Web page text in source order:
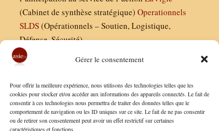
Gérer le consentement
Pour offrir la meilleure expérience, nous utilisons des technologies telles que les
cookies pour stocker et/ou accéder aux informations des appareils connectés. Le fait de
consentir à ces technologies nous permettra de traiter des données telles que le
comportement de navigation ou les ID uniques sur ce site. Le fait de ne pas consentir
ou de retirer son consentement peut avoir un effet restrictif sur certaines
caractéristiques et fonctions.
(Cabinet de synthèse stratégique) Operationnels
SLDS(Opérationnels – Soutien, Logistique,
Défense, Sécurité)
Finaldées EURL
Siège social : 13 avenue Boudon, 75016, Paris
Nous contacter